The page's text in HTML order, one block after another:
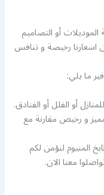
أو التصاميم
اسعارنا رخيصة و تنافس
ما يلي:
أو الفلل أو الفنادق.
و رخيص مقارنة مع
المنيوم لنؤمن لكم
معنا الان.